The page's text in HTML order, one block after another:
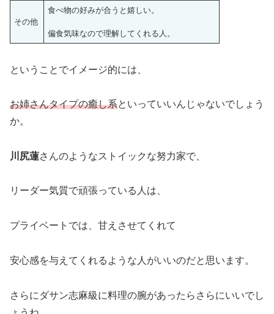
その他
食べ物の好みが合うと嬉しい。
偏食気味なので理解してくれる人。
ということでイメージ的には、
お姉さんタイプの癒し系といっていいんじゃないでしょう
か。
川尻蓮さんのようなストイックな努力家で、
リーダー気質で頑張っている人は、
プライベートでは、甘えさせてくれて
安心感を与えてくれるような人がいいのだと思います。
さらにダサン志麻級に料理の腕があったらさらにいいでし